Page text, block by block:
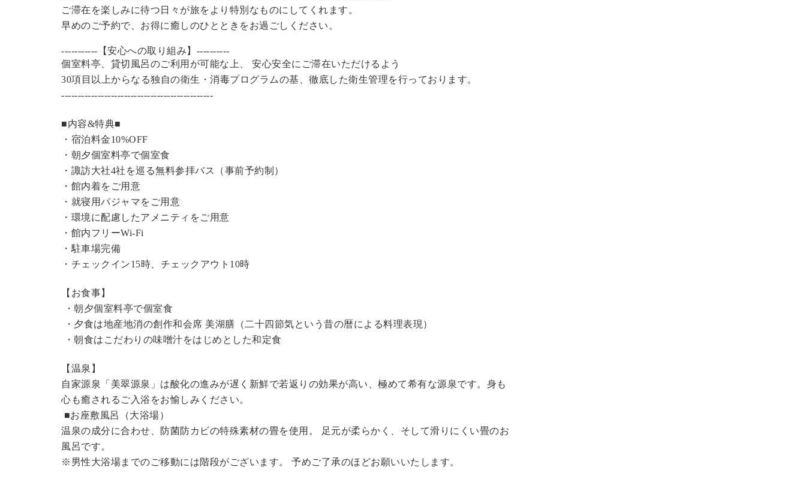
ご滞在を楽しみに待つ日々が旅をより特別なものにしてくれます。
早めのご予約で、お得に癒しのひとときをお過ごしください。
-----------【安心への取り組み】----------
個室料亭、貸切風呂のご利用が可能な上、 安心安全にご滞在いただけるよう
30項目以上からなる独自の衛生・消毒プログラムの基、徹底した衛生管理を行っております。
----------------------------------------------
■内容&特典■
・宿泊料金10%OFF
・朝夕個室料亭で個室食
・諏訪大社4社を巡る無料参拝バス（事前予約制）
・館内着をご用意
・就寝用パジャマをご用意
・環境に配慮したアメニティをご用意
・館内フリーWi-Fi
・駐車場完備
・チェックイン15時、チェックアウト10時
【お食事】
・朝夕個室料亭で個室食
・夕食は地産地消の創作和会席 美湖膳（二十四節気という昔の暦による料理表現）
・朝食はこだわりの味噌汁をはじめとした和定食
【温泉】
自家源泉「美翠源泉」は酸化の進みが遅く新鮮で若返りの効果が高い、極めて希有な源泉です。身も
心も癒されるご入浴をお愉しみください。
■お座敷風呂（大浴場）
温泉の成分に合わせ、防菌防カビの特殊素材の畳を使用。 足元が柔らかく、そして滑りにくい畳のお
風呂です。
※男性大浴場までのご移動には階段がございます。 予めご了承のほどお願いいたします。